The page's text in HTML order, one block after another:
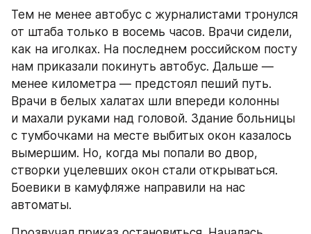
Тем не менее автобус с журналистами тронулся
от штаба только в восемь часов. Врачи сидели,
как на иголках. На последнем российском посту
нам приказали покинуть автобус. Дальше —
менее километра — предстоял пеший путь.
Врачи в белых халатах шли впереди колонны
и махали руками над головой. Здание больницы
с тумбочками на месте выбитых окон казалось
вымершим. Но, когда мы попали во двор,
створки уцелевших окон стали открываться.
Боевики в камуфляже направили на нас
автоматы.